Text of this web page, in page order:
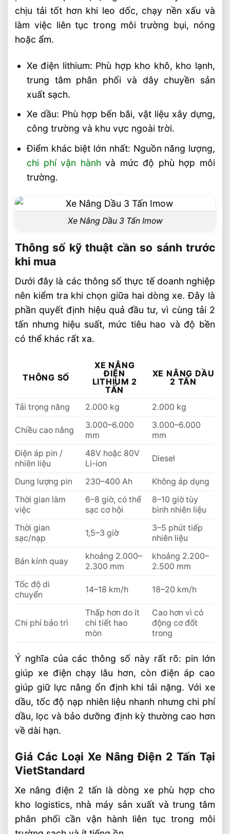
Hợp Từng Ứng Dụng
Chọn Xe Nâng Điện Phù Hợp Theo Từng
Loại Pallet Tối Ưu Nhất
Cao Kệ Hàng Chuẩn Nhất
Xe Nâng Điện Reach Truck 1.8 Tấn Lựa
Chọn Tối Ưu Cho Logistics
Ưu Điểm Gì
chịu tải tốt hơn khi leo dốc, chạy nền xấu và
làm việc liên tục trong môi trường bụi, nóng
hoặc ẩm.
Xe điện lithium: Phù hợp kho khô, kho lạnh,
trung tâm phân phối và dây chuyền sản
xuất sạch.
Xe dầu: Phù hợp bến bãi, vật liệu xây dựng,
công trường và khu vực ngoài trời.
Điểm khác biệt lớn nhất: Nguồn năng lượng,
chi phí vận hành và mức độ phù hợp môi
trường.
Xe Nâng Dầu 3 Tấn Imow
Thông số kỹ thuật cần so sánh trước
khi mua
Dưới đây là các thông số thực tế doanh nghiệp
nên kiểm tra khi chọn giữa hai dòng xe. Đây là
phần quyết định hiệu quả đầu tư, vì cùng tải 2
tấn nhưng hiệu suất, mức tiêu hao và độ bền
có thể khác rất xa.
THÔNG SỐ
XE NÂNG
ĐIỆN
LITHIUM 2
TẤN
XE NÂNG DẦU
2 TẤN
Tải trọng nâng 2.000 kg 2.000 kg
Chiều cao nâng
3.000–6.000
mm
3.000–6.000
mm
Điện áp pin /
nhiên liệu
48V hoặc 80V
Li-ion
Diesel
Dung lượng pin 230–400 Ah
Không áp dụng
Thời gian làm
việc
6–8 giờ, có thể
sạc cơ hội
8–10 giờ tùy
bình nhiên liệu
Thời gian
sạc/nạp
1,5–3 giờ
3–5 phút tiếp
nhiên liệu
Bán kính quay
khoảng 2.000–
2.300 mm
khoảng 2.200–
2.500 mm
Tốc độ di
chuyển
14–18 km/h 18–20 km/h
Chi phí bảo trì
Thấp hơn do ít
chi tiết hao
mòn
Cao hơn vì có
động cơ đốt
trong
Ý nghĩa của các thông số này rất rõ: pin lớn
giúp xe điện chạy lâu hơn, còn điện áp cao
giúp giữ lực nâng ổn định khi tải nặng. Với xe
dầu, tốc độ nạp nhiên liệu nhanh nhưng chi phí
dầu, lọc và bảo dưỡng định kỳ thường cao hơn
về dài hạn.
Giá Các Loại Xe Nâng Điện 2 Tấn Tại
VietStandard
Xe nâng điện 2 tấn là dòng xe phù hợp cho
kho logistics, nhà máy sản xuất và trung tâm
phân phối cần vận hành liên tục trong môi